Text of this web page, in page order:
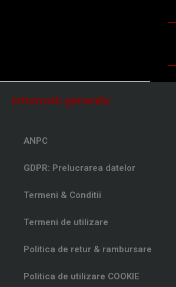
Informatii generale
ANPC
GDPR: Prelucrarea datelor
Termeni & Conditii
Termeni de utilizare
Politica de retur & rambursare
Politica de utilizare COOKIE